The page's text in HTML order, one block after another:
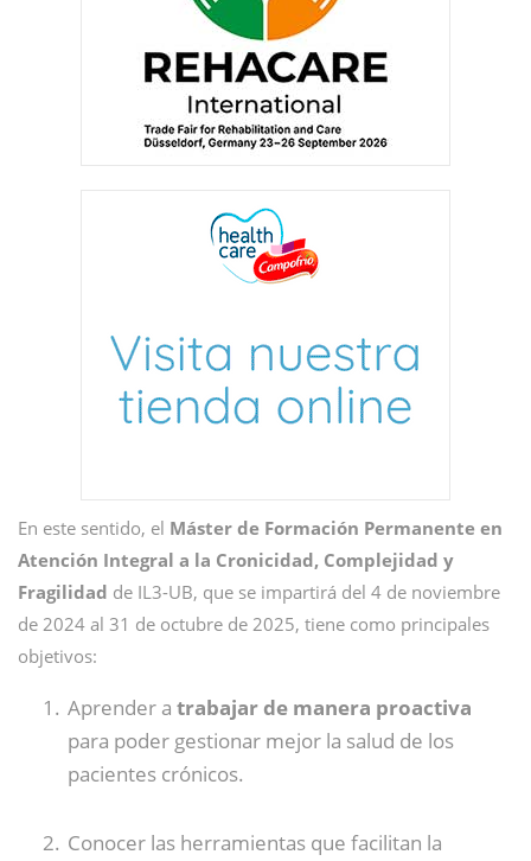
En este sentido, el Máster de Formación Permanente en
Atención Integral a la Cronicidad, Complejidad y
Fragilidad de IL3-UB, que se impartirá del 4 de noviembre
de 2024 al 31 de octubre de 2025, tiene como principales
objetivos:
Aprender a trabajar de manera proactiva
para poder gestionar mejor la salud de los
pacientes crónicos.
Conocer las herramientas que facilitan la